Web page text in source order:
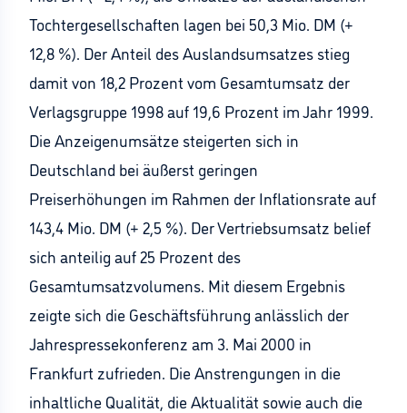
Tochtergesellschaften lagen bei 50,3 Mio. DM (+
12,8 %). Der Anteil des Auslandsumsatzes stieg
damit von 18,2 Prozent vom Gesamtumsatz der
Verlagsgruppe 1998 auf 19,6 Prozent im Jahr 1999.
Die Anzeigenumsätze steigerten sich in
Deutschland bei äußerst geringen
Preiserhöhungen im Rahmen der Inflationsrate auf
143,4 Mio. DM (+ 2,5 %). Der Vertriebsumsatz belief
sich anteilig auf 25 Prozent des
Gesamtumsatzvolumens. Mit diesem Ergebnis
zeigte sich die Geschäftsführung anlässlich der
Jahrespressekonferenz am 3. Mai 2000 in
Frankfurt zufrieden. Die Anstrengungen in die
inhaltliche Qualität, die Aktualität sowie auch die